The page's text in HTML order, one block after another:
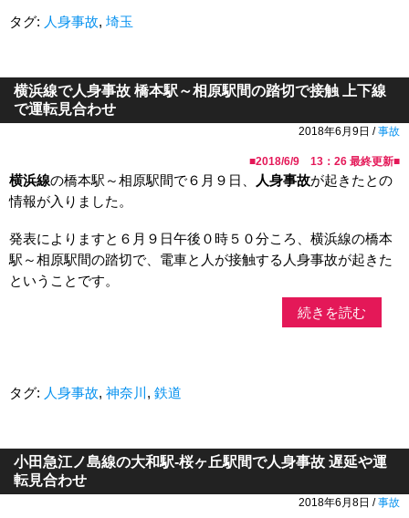
タグ: 人身事故, 埼玉
横浜線で人身事故 橋本駅～相原駅間の踏切で接触 上下線
で運転見合わせ
2018年6月9日 /事故
■2018/6/9 13：26 最終更新■
横浜線の橋本駅～相原駅間で６月９日、 人身事故が起きたとの
情報が入りました。
発表によりますと６月９日午後０時５０分ころ、横浜線の橋本
駅～相原駅間の踏切で、電車と人が接触する人身事故が起きた
ということです。
続きを読む
タグ: 人身事故, 神奈川 , 鉄道
小田急江ノ島線の大和駅-桜ヶ丘駅間で人身事故 遅延や運
転見合わせ
2018年6月8日 /事故